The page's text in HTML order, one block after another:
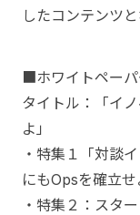
したコンテンツ
■ホワイトペー
タイトル：「イ
よ」
・特集１「対談
にもOpsを確立せ
・特集２：スタ